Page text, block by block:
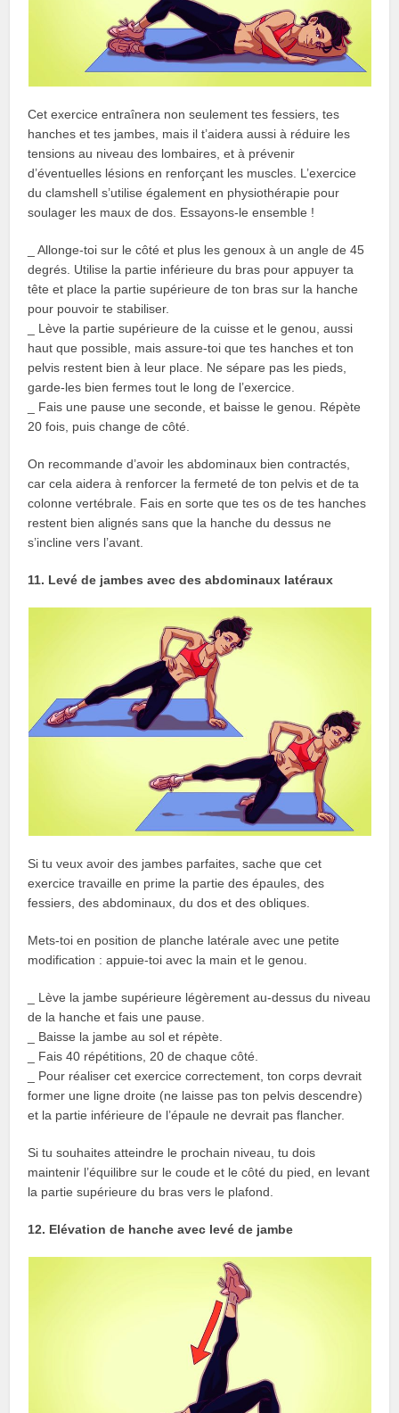
Cet exercice entraînera non seulement tes fessiers, tes
hanches et tes jambes, mais il t’aidera aussi à réduire les
tensions au niveau des lombaires, et à prévenir
d’éventuelles lésions en renforçant les muscles. L’exercice
du clamshell s’utilise également en physiothérapie pour
soulager les maux de dos. Essayons-le ensemble !
_ Allonge-toi sur le côté et plus les genoux à un angle de 45
degrés. Utilise la partie inférieure du bras pour appuyer ta
tête et place la partie supérieure de ton bras sur la hanche
pour pouvoir te stabiliser.
_ Lève la partie supérieure de la cuisse et le genou, aussi
haut que possible, mais assure-toi que tes hanches et ton
pelvis restent bien à leur place. Ne sépare pas les pieds,
garde-les bien fermes tout le long de l’exercice.
_ Fais une pause une seconde, et baisse le genou. Répète
20 fois, puis change de côté.
On recommande d’avoir les abdominaux bien contractés,
car cela aidera à renforcer la fermeté de ton pelvis et de ta
colonne vertébrale. Fais en sorte que tes os de tes hanches
restent bien alignés sans que la hanche du dessus ne
s’incline vers l’avant.
11. Levé de jambes avec des abdominaux latéraux
Si tu veux avoir des jambes parfaites, sache que cet
exercice travaille en prime la partie des épaules, des
fessiers, des abdominaux, du dos et des obliques.
Mets-toi en position de planche latérale avec une petite
modification : appuie-toi avec la main et le genou.
_ Lève la jambe supérieure légèrement au-dessus du niveau
de la hanche et fais une pause.
_ Baisse la jambe au sol et répète.
_ Fais 40 répétitions, 20 de chaque côté.
_ Pour réaliser cet exercice correctement, ton corps devrait
former une ligne droite (ne laisse pas ton pelvis descendre)
et la partie inférieure de l’épaule ne devrait pas flancher.
Si tu souhaites atteindre le prochain niveau, tu dois
maintenir l’équilibre sur le coude et le côté du pied, en levant
la partie supérieure du bras vers le plafond.
12. Elévation de hanche avec levé de jambe